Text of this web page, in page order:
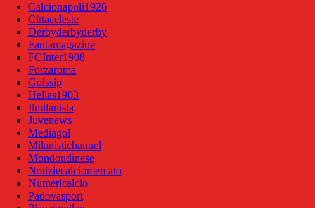
Calcionapoli1926
Cittaceleste
Derbyderbyderby
Fantamagazine
FCInter1908
Forzaroma
Golssip
Hellas1903
Ilmilanista
Juvenews
Mediagol
Milanistichannel
Mondoudinese
Notiziecalciomercato
Numericalcio
Padovasport